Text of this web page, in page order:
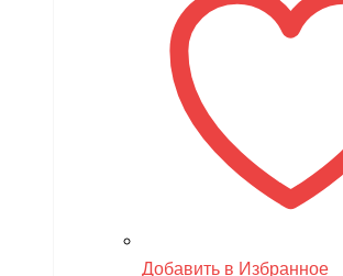
Добавить в Избранное